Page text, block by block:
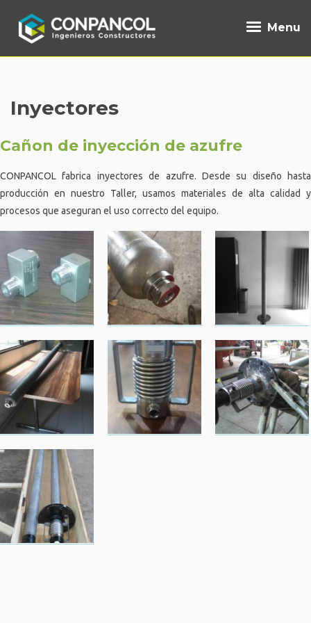
Menu
Inyectores
Cañon de inyección de azufre
CONPANCOL fabrica inyectores de azufre. Desde su diseño hasta
producción en nuestro Taller, usamos materiales de alta calidad y
procesos que aseguran el uso correcto del equipo.